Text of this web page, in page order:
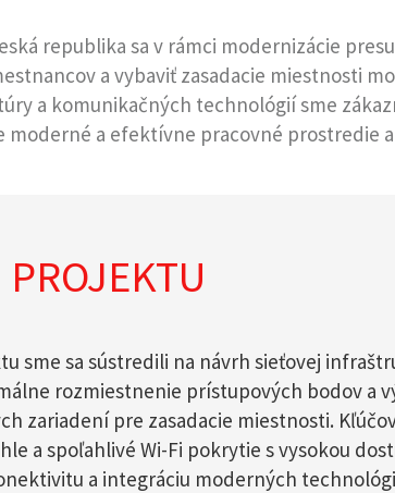
republika sa v rámci modernizácie
a vybaviť zasadacie miestnosti
a komunikačných technológií sme
moderné a efektívne pracovné prostredie
sme sa sústredili na návrh sieťovej
rozmiestnenie prístupových bodov a
zariadení pre zasadacie miestnosti.
a spoľahlivé Wi-Fi pokrytie s vysokou
a integráciu moderných